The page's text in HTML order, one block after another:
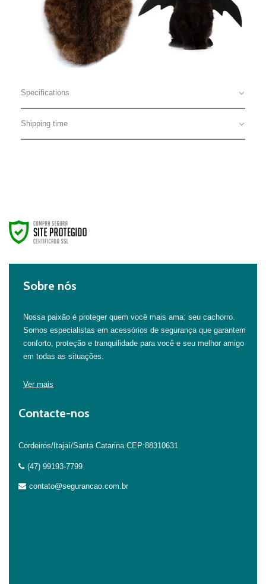
Specifications
Shipping time
Sobre nós
Nossa paixão é proteger quem você mais ama: seu cachorro.
Somos especialistas em acessórios de segurança que garantem
conforto, proteção e tranquilidade para você e seu melhor amigo
em todas as situações.
Ver mais
Contacte-nos
Cordeiros/Itajaí/Santa Catarina CEP:88310631
(47) 99193-7799
contato@segurancao.com.br